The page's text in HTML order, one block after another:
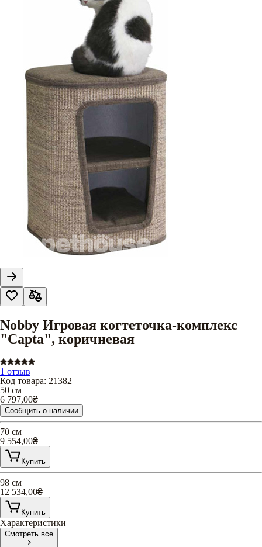
Nobby Игровая когтеточка-комплекс
"Capta", коричневая
1 отзыв
Код товара: 21382
50 см
6 797,00₴
Сообщить о наличии
70 см
9 554,00₴
Купить
98 см
12 534,00₴
Купить
Характеристики
Смотреть все